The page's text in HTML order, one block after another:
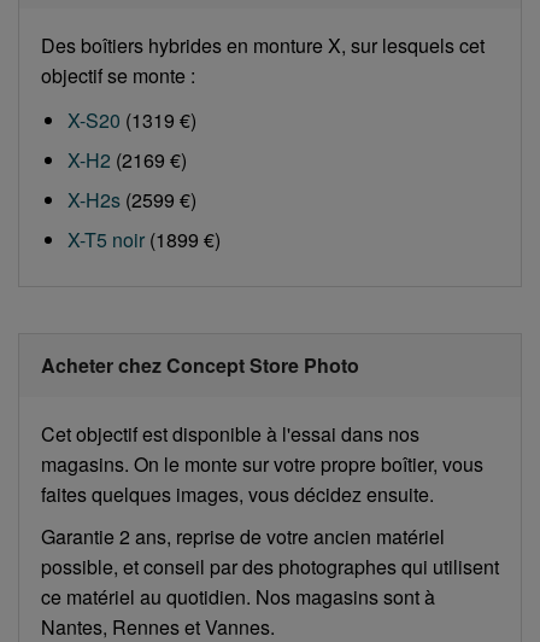
Des boîtiers hybrides en monture X, sur lesquels cet
objectif se monte :
X-S20 (1319 €)
X-H2 (2169 €)
X-H2s (2599 €)
X-T5 noir (1899 €)
Acheter chez Concept Store Photo
Cet objectif est disponible à l'essai dans nos
magasins. On le monte sur votre propre boîtier, vous
faites quelques images, vous décidez ensuite.
Garantie 2 ans, reprise de votre ancien matériel
possible, et conseil par des photographes qui utilisent
ce matériel au quotidien. Nos magasins sont à
Nantes, Rennes et Vannes.